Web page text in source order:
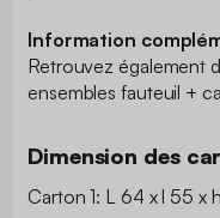
Information
Retrouvez également
ensembles fauteuil +
Dimension des
Carton 1: L 64 x l 55 x